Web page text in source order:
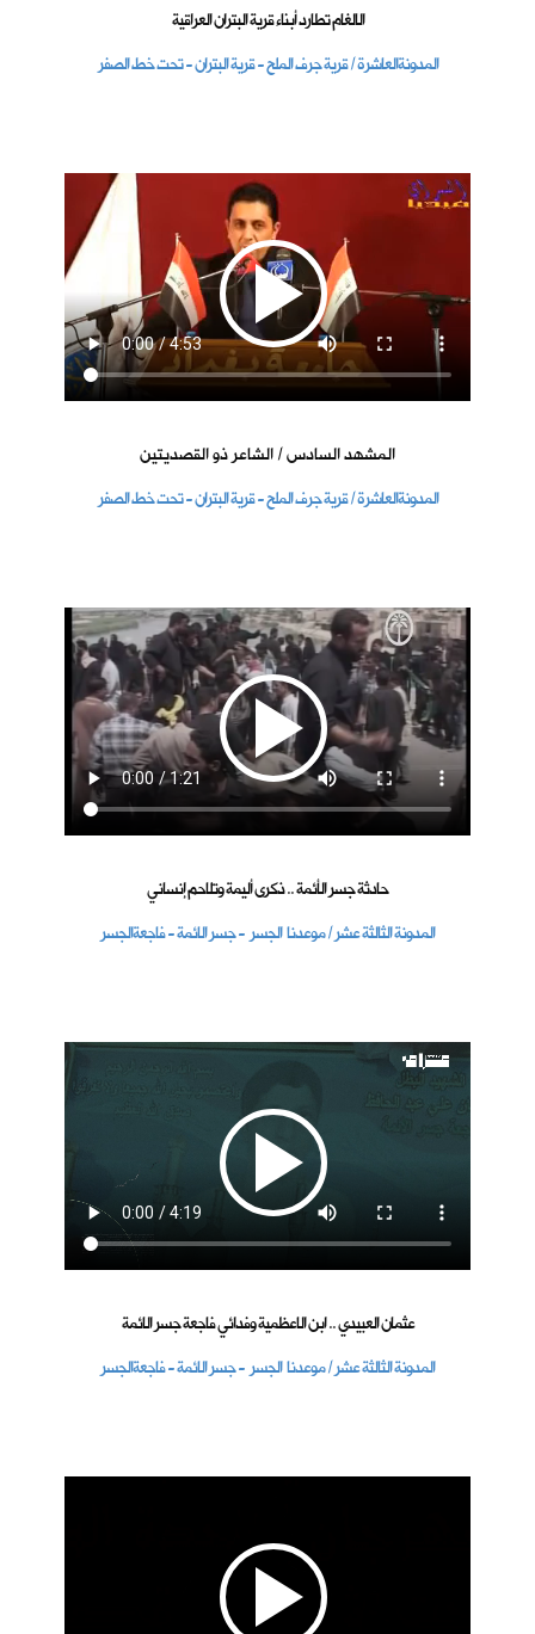
الالغام تطارد أبناء قرية البتران العراقية
المدونةالعاشرة / قرية جرف الملح - قرية البتران - تحت خط الصفر
المشهد السادس / الشاعر ذو القصديتين
المدونةالعاشرة / قرية جرف الملح - قرية البتران - تحت خط الصفر
حادثة جسر الأئمة .. ذكرى أليمة وتلاحم إنساني
المدونة الثالثة عشر / موعدنا الجسر - جسر الائمة - فاجعةالجسر
عثمان العبيدي .. ابن الاعظمية وفدائي فاجعة جسر الائمة
المدونة الثالثة عشر / موعدنا الجسر - جسر الائمة - فاجعةالجسر